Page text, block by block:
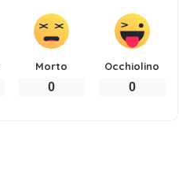
Morto
0
Occhiolino
0